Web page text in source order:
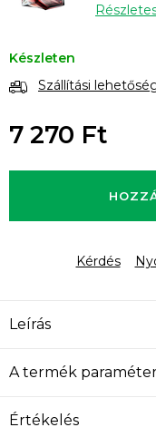
Készleten
Szállítási
7 270 Ft
Kérdés
Leírás
A termék
Értékelés